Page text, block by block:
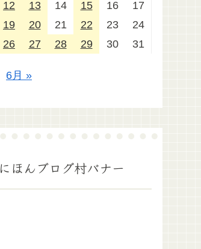
12 13 14 15 16
17
19 20 21 22 23
24
26 27 28 29 30 31
6月 »
にほんブログ村バナー